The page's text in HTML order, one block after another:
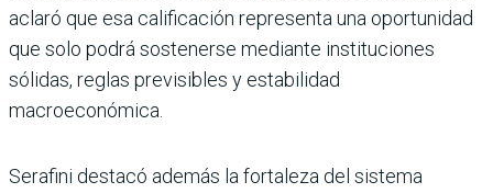
aclaró que esa calificación representa una oportunidad
que solo podrá sostenerse mediante instituciones
sólidas, reglas previsibles y estabilidad
macroeconómica.
Serafini destacó además la fortaleza del sistema